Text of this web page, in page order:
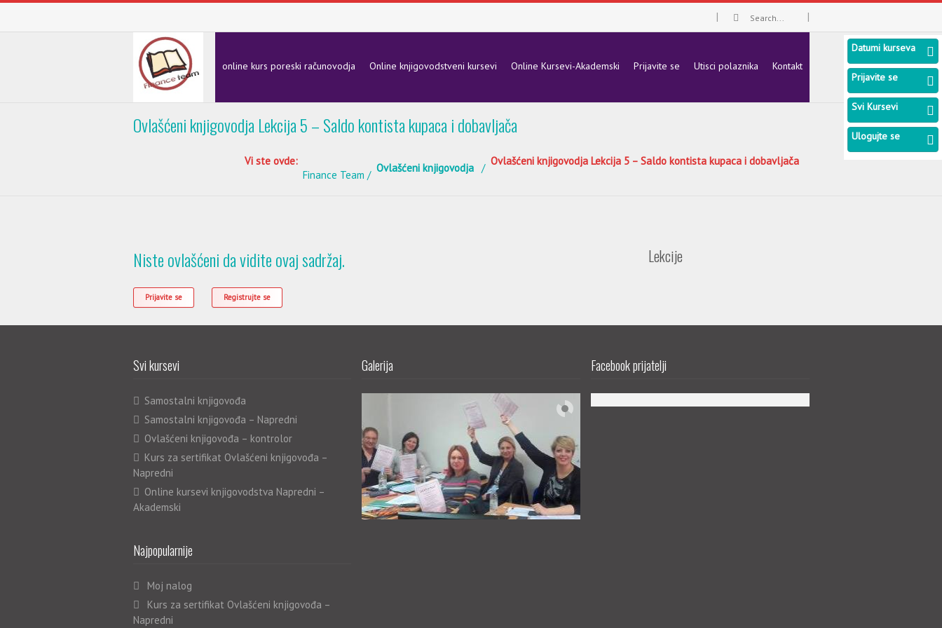
online kurs poreski računovodja Online knjigovodstveni kursevi Online Kursevi-Akademski Prijavite se Utisci polaznika Kontakt
Ovlašćeni knjigovodja Lekcija 5 – Saldo kontista kupaca i dobavljača
Vi ste ovde:
Finance Team
Ovlašćeni knjigovodja
Ovlašćeni knjigovodja Lekcija 5 – Saldo kontista kupaca i dobavljača
Niste ovlašćeni da vidite ovaj sadržaj.
Prijavite se Registrujte se
Lekcije
Svi kursevi
Samostalni knjigovođa
Samostalni knjigovođa – Napredni
Ovlašćeni knjigovođa – kontrolor
Kurs za sertifikat Ovlašćeni knjigovođa –
Napredni
Online kursevi knjigovodstva Napredni –
Akademski
Najpopularnije
Moj nalog
Kurs za sertifikat Ovlašćeni knjigovođa –
Napredni
Galerija Facebook prijatelji
Datumi kurseva
Prijavite se
Svi Kursevi
Ulogujte se